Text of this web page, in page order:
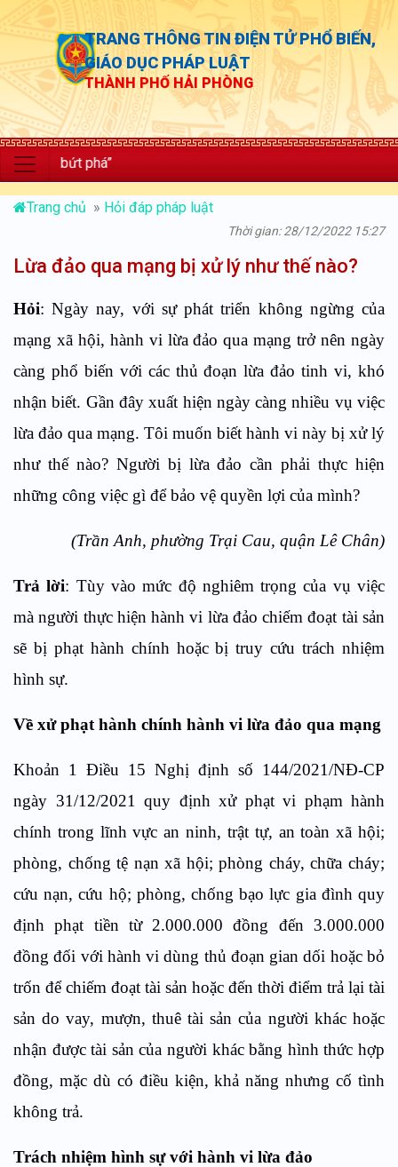
TRANG THÔNG TIN ĐIỆN TỬ PHỔ BIẾN,
GIÁO DỤC PHÁP LUẬT
THÀNH PHỐ HẢI PHÒNG
phá”
Trang chủ » Hỏi đáp pháp luật
Thời gian: 28/12/2022 15:27
Lừa đảo qua mạng bị xử lý như thế nào?
Hỏi: Ngày nay, với sự phát triển không ngừng của
mạng xã hội, hành vi lừa đảo qua mạng trở nên ngày
càng phổ biến với các thủ đoạn lừa đảo tinh vi, khó
nhận biết. Gần đây xuất hiện ngày càng nhiều vụ việc
lừa đảo qua mạng. Tôi muốn biết hành vi này bị xử lý
như thế nào? Người bị lừa đảo cần phải thực hiện
những công việc gì để bảo vệ quyền lợi của mình?
(Trần Anh, phường Trại Cau, quận Lê Chân)
Trả lời: Tùy vào mức độ nghiêm trọng của vụ việc
mà người thực hiện hành vi lừa đảo chiếm đoạt tài sản
sẽ bị phạt hành chính hoặc bị truy cứu trách nhiệm
hình sự.
Về xử phạt hành chính hành vi lừa đảo qua mạng
Khoản 1 Điều 15 Nghị định số 144/2021/NĐ-CP
ngày 31/12/2021 quy định xử phạt vi phạm hành
chính trong lĩnh vực an ninh, trật tự, an toàn xã hội;
phòng, chống tệ nạn xã hội; phòng cháy, chữa cháy;
cứu nạn, cứu hộ; phòng, chống bạo lực gia đình quy
định phạt tiền từ 2.000.000 đồng đến 3.000.000
đồng đối với hành vi dùng thủ đoạn gian dối hoặc bỏ
trốn để chiếm đoạt tài sản hoặc đến thời điểm trả lại tài
sản do vay, mượn, thuê tài sản của người khác hoặc
nhận được tài sản của người khác bằng hình thức hợp
đồng, mặc dù có điều kiện, khả năng nhưng cố tình
không trả.
Trách nhiệm hình sự với hành vi lừa đảo